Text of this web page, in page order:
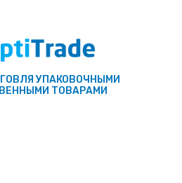
УПАКОВОЧНЫМИ
ТОВАРАМИ